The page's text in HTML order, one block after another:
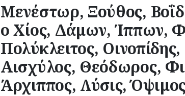
Μενέστωρ, Ξούθος,
ο Χίος, Δάμων, Ίππων,
Πολύκλειτος,
Αισχύλος, Θεόδωρος,
Άρχιππος, Λύσις,